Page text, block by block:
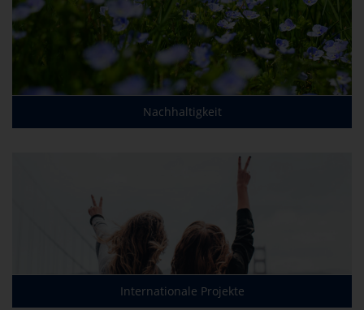
Nachhaltigkeit
Internationale Projekte